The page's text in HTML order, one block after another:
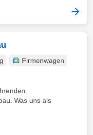
Firmenwagen
Was uns als